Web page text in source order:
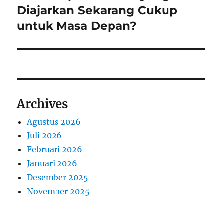
Diajarkan Sekarang Cukup
untuk Masa Depan?
Archives
Agustus 2026
Juli 2026
Februari 2026
Januari 2026
Desember 2025
November 2025